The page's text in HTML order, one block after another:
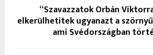
“Szavazzatok Orbán
elkerülhetitek ugyanazt a
ami Svédországban